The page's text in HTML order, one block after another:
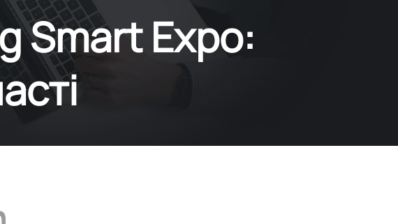
Smart Expo: